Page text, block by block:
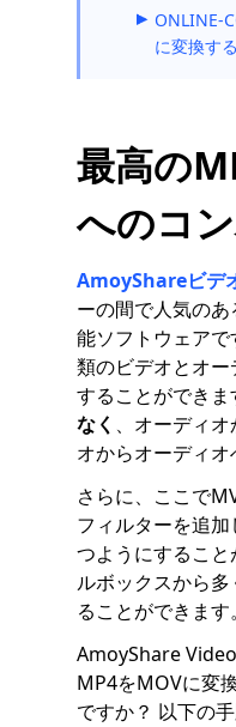
ONLINE-
に変換する
最高の
へのコ
AmoyShareビデ
ーの間で人気の
能ソフトウェア
類のビデオとオ
することができま
なく 、オーディ
オからオーディオ
さらに、ここで
フィルターを追
つようにするこ
ルボックスから
ることができます。
AmoyShare
MP4をMOVに変
ですか？ 以下の